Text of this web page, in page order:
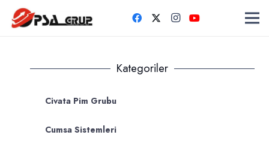
Kategoriler
Civata Pim Grubu
Cumsa Sistemleri